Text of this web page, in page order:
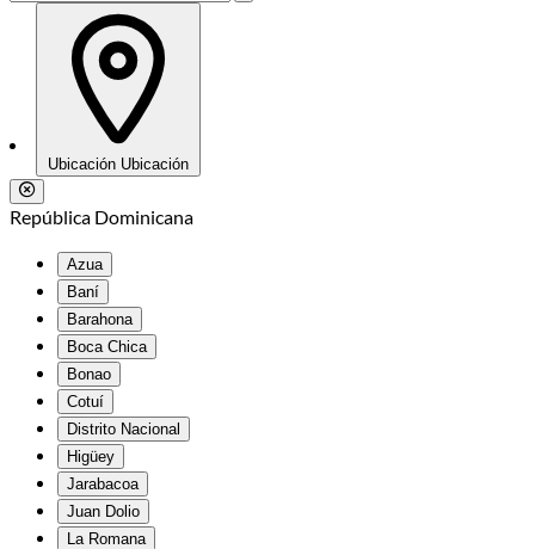
Ubicación Ubicación
República Dominicana
Azua
Baní
Barahona
Boca Chica
Bonao
Cotuí
Distrito Nacional
Higüey
Jarabacoa
Juan Dolio
La Romana